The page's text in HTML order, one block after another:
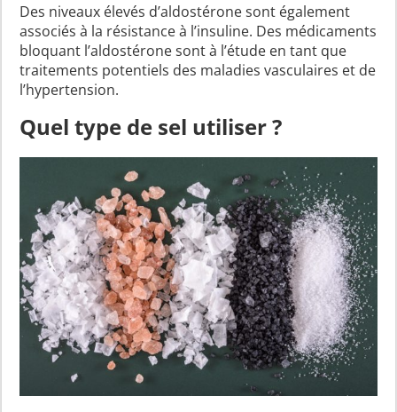
Des niveaux élevés d’aldostérone sont également
associés à la résistance à l’insuline. Des médicaments
bloquant l’aldostérone sont à l’étude en tant que
traitements potentiels des maladies vasculaires et de
l’hypertension.
Quel type de sel utiliser ?